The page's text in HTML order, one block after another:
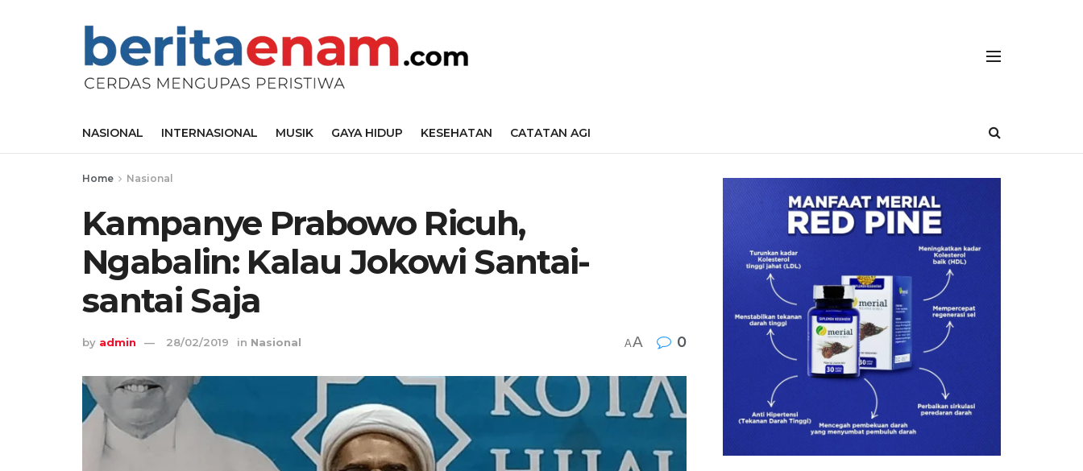
NASIONAL INTERNASIONAL MUSIK GAYA HIDUP KESEHATAN CATATAN AGI
Home Nasional
Kampanye Prabowo Ricuh,
Ngabalin: Kalau Jokowi Santai-
santai Saja
by admin 28/02/2019 in Nasional AA 0